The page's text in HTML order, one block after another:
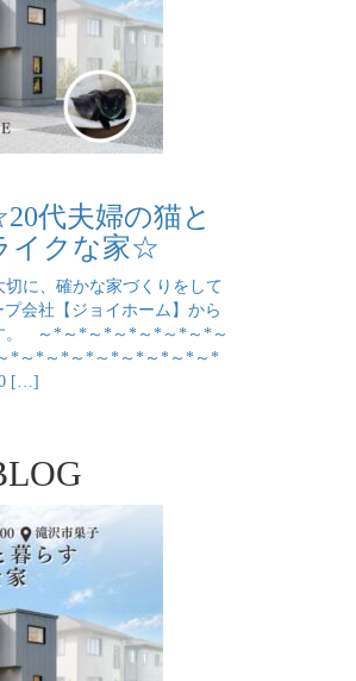
代夫婦の猫と
イクな家☆
に、確かな家づくりをして
会社【ジョイホーム】から
。 ～*～*～*～*～*～*～*～
*～*～*～*～*～*～*～*～*
[…]